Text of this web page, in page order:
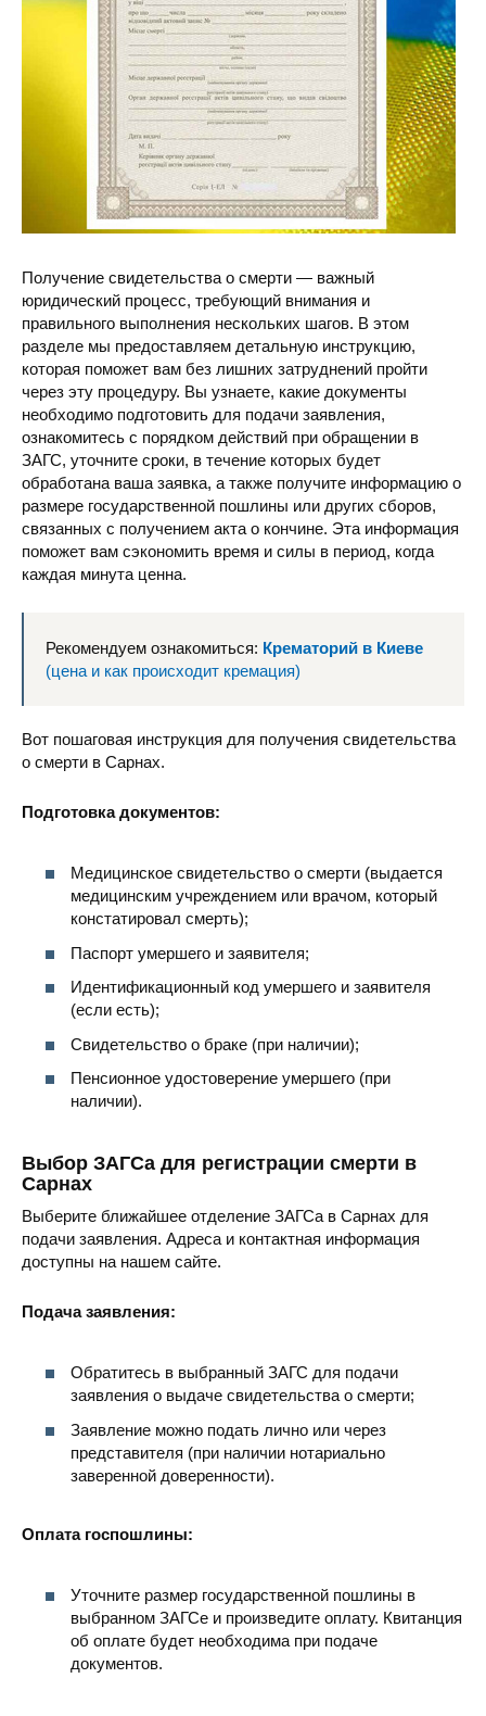
Получение свидетельства о смерти — важный
юридический процесс, требующий внимания и
правильного выполнения нескольких шагов. В этом
разделе мы предоставляем детальную инструкцию,
которая поможет вам без лишних затруднений пройти
через эту процедуру. Вы узнаете, какие документы
необходимо подготовить для подачи заявления,
ознакомитесь с порядком действий при обращении в
ЗАГС, уточните сроки, в течение которых будет
обработана ваша заявка, а также получите информацию о
размере государственной пошлины или других сборов,
связанных с получением акта о кончине. Эта информация
поможет вам сэкономить время и силы в период, когда
каждая минута ценна.
Рекомендуем ознакомиться: Крематорий в Киеве
(цена и как происходит кремация)
Вот пошаговая инструкция для получения свидетельства
о смерти в Сарнах.
Подготовка документов:
Медицинское свидетельство о смерти (выдается
медицинским учреждением или врачом, который
констатировал смерть);
Паспорт умершего и заявителя;
Идентификационный код умершего и заявителя
(если есть);
Свидетельство о браке (при наличии);
Пенсионное удостоверение умершего (при
наличии).
Выбор ЗАГСа для регистрации смерти в
Сарнах
Выберите ближайшее отделение ЗАГСа в Сарнах для
подачи заявления. Адреса и контактная информация
доступны на нашем сайте.
Подача заявления:
Обратитесь в выбранный ЗАГС для подачи
заявления о выдаче свидетельства о смерти;
Заявление можно подать лично или через
представителя (при наличии нотариально
заверенной доверенности).
Оплата госпошлины:
Уточните размер государственной пошлины в
выбранном ЗАГСе и произведите оплату. Квитанция
об оплате будет необходима при подаче
документов.